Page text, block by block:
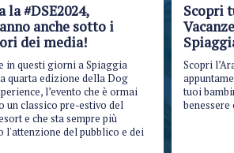
la #DSE2024,
anche sotto i
dei media!
in questi giorni a Spiaggia
quarta edizione della Dog
l’evento che è ormai
un classico pre-estivo del
e che sta sempre più
l'attenzione del pubblico e dei
Scopri
Scopri
tuoi